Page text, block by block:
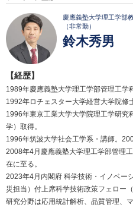
慶應義塾大学理工学部
（非常勤）
鈴木秀男
【経歴】
1989年慶應義塾大学理工学部管理工学
1992年ロチェスター大学経営大学院修
1996年東京工業大学大学院理工学研究
学）取得。
1996年筑波大学社会工学系・講師。
2008年4月慶應義塾大学理工学部管理
在に至る。
2023年4月内閣府 科学技術・イノベー
災担当）付上席科学技術政策フェロー（
研究分野は応用統計解析、品質管理、マ